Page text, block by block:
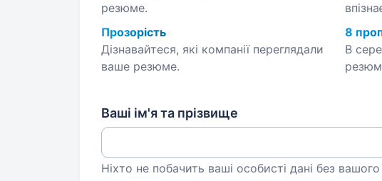
резюме.
Прозорість
Дізнавайтеся, які компанії переглядали
ваше резюме.
8
В
Ваші ім'я та прізвище
Ніхто не побачить ваші особисті дані без